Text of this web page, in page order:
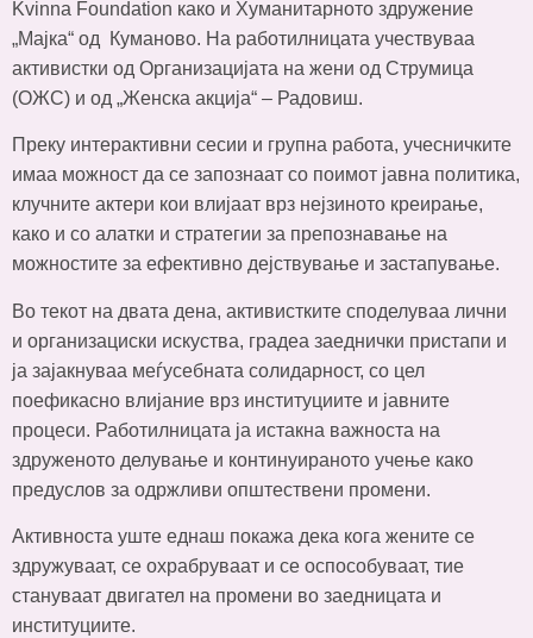
Kvinna Foundation како и Хуманитарното здружение
„Мајка“ од Куманово. На работилницата учествуваа
активистки од Организацијата на жени од Струмица
(ОЖС) и од „Женска акција“ – Радовиш.
Преку интерактивни сесии и групна работа, учесничките
имаа можност да се запознаат со поимот јавна политика,
клучните актери кои влијаат врз нејзиното креирање,
како и со алатки и стратегии за препознавање на
можностите за ефективно дејствување и застапување.
Во текот на двата дена, активистките споделуваа лични
и организациски искуства, градеа заеднички пристапи и
ја зајакнуваа меѓусебната солидарност, со цел
поефикасно влијание врз институциите и јавните
процеси. Работилницата ја истакна важноста на
здруженото делување и континуираното учење како
предуслов за одржливи општествени промени.
Активноста уште еднаш покажа дека кога жените се
здружуваат, се охрабруваат и се оспособуваат, тие
стануваат двигател на промени во заедницата и
институциите.